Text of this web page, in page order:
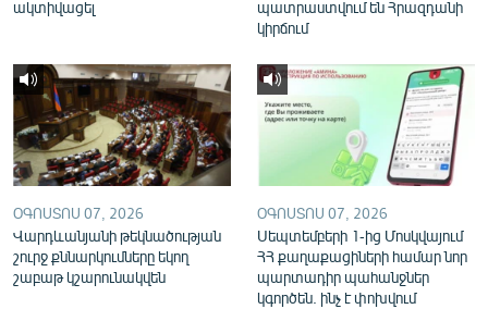
«Ազատության» բոլոր կայքերը
ակտիվացել
պատրաստվում են Հրազդանի
կիրճում
ՕԳՈՍՏՈՍ 07, 2026
Վարդևանյանի թեկնածության
շուրջ քննարկումները եկող
շաբաթ կշարունակվեն
ՕԳՈՍՏՈՍ 07, 2026
Սեպտեմբերի 1-ից Մոսկվայում
ՀՀ քաղաքացիների համար նոր
պարտադիր պահանջներ
կգործեն. ինչ է փոխվում